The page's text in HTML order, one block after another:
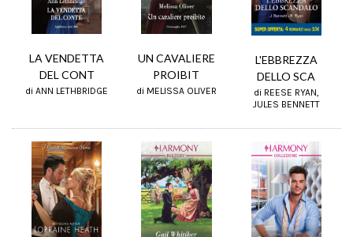
LA VENDETTA
DEL CONT
di ANN LETHBRIDGE
UN CAVALIERE
PROIBIT
di MELISSA OLIVER
L'EBBREZZA
DELLO SCA
di REESE RYAN,
JULES BENNETT